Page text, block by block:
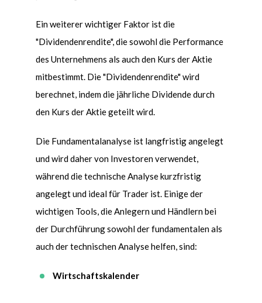
Ein weiterer wichtiger Faktor ist die
"Dividendenrendite", die sowohl die Performance
des Unternehmens als auch den Kurs der Aktie
mitbestimmt. Die "Dividendenrendite" wird
berechnet, indem die jährliche Dividende durch
den Kurs der Aktie geteilt wird.
Die Fundamentalanalyse ist langfristig angelegt
und wird daher von Investoren verwendet,
während die technische Analyse kurzfristig
angelegt und ideal für Trader ist. Einige der
wichtigen Tools, die Anlegern und Händlern bei
der Durchführung sowohl der fundamentalen als
auch der technischen Analyse helfen, sind:
Wirtschaftskalender